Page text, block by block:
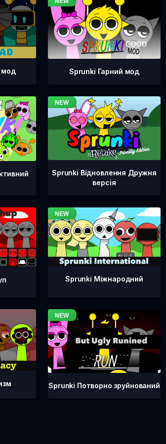
мод Sprunki Гарний мод
Sprunki Відновлення Дружня
версія
Sprunki Міжнародний
Sprunki Потворно зруйнований